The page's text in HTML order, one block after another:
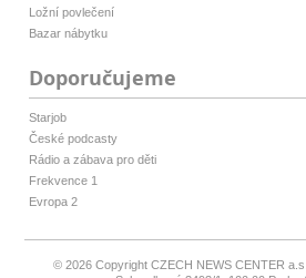
Ložní povlečení
Bazar nábytku
Doporučujeme
Starjob
České podcasty
Rádio a zábava pro děti
Frekvence 1
Evropa 2
© 2026 Copyright CZECH NEWS CENTER a.s.